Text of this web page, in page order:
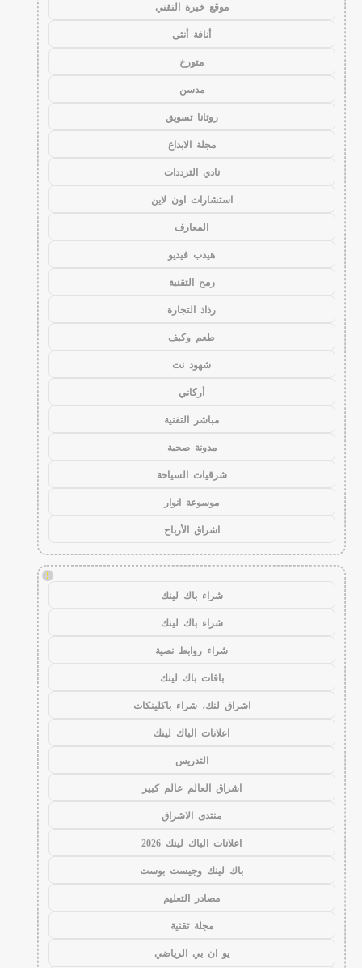
موقع خبرة التقني
أناقة أنثى
متورخ
مدسن
روتانا تسويق
مجلة الابداع
نادي الترددات
استشارات اون لاين
المعارف
هيدب فيديو
رمح التقنية
رذاذ التجارة
طعم وكيف
شهود نت
أركاني
مباشر التقنية
مدونة صحبة
شرقيات السياحة
موسوعة انوار
اشراق الأرباح
!
شراء باك لينك
شراء باك لينك
شراء روابط نصية
باقات باك لينك
اشراق لنك، شراء باكلينكات
اعلانات الباك لينك
التدريس
اشراق العالم عالم كبير
منتدى الاشراق
اعلانات الباك لينك 2026
باك لينك وجيست بوست
مصادر التعليم
مجلة تقنية
يو ان بي الرياضي